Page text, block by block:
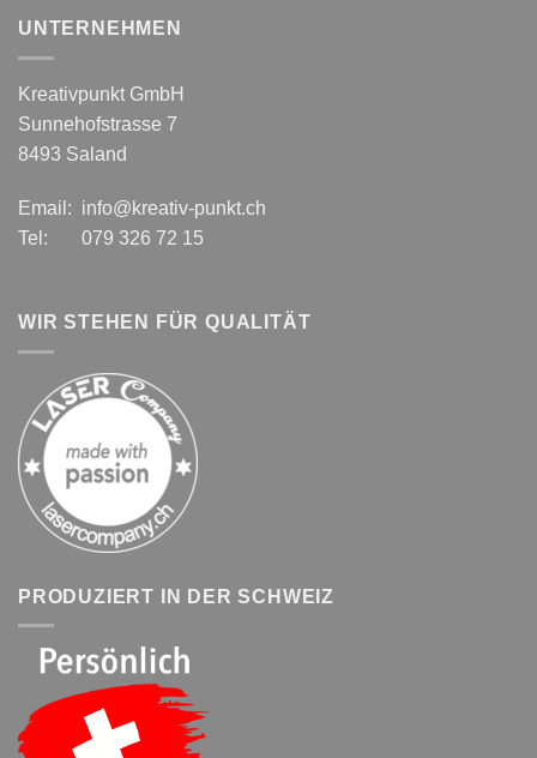
UNTERNEHMEN
Kreativpunkt GmbH
Sunnehofstrasse 7
8493 Saland
Email: info@kreativ-punkt.ch
Tel: 079 326 72 15
WIR STEHEN FÜR QUALITÄT
PRODUZIERT IN DER SCHWEIZ